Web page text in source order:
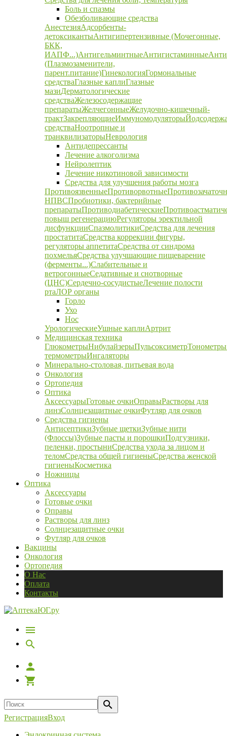
Боль и спазмы
Обезболивающие средства
АнестезияАдсорбенты-
детоксикантыАнтигипертензивные (Мочегонные,
БКК,
ИАПФ...)АнтигельминтныеАнтигистаминные
(Плазмозаменители,
парент.питание)ГинекологияГормональные
средстваГлазные каплиГлазные
мазиДерматологические
средстваЖелезосодержащие
препаратыЖелчегонныеЖелудочно-кишечный-
трактЗакрепляющиеИммуномодуляторы
средстваНоотропные и
транквилизаторыНеврология
Антидепрессанты
Лечение алкоголизма
Нейролептик
Лечение никотиновой зависимости
Средства для улучшения работы мозга
ПротивоязвенныеПротиворвотные
НПВСПробиотики, бактерийные
препаратыПротиводиабетические
повыш регенерациюРегуляторы эректильной
дисфункцииСпазмолитикиСредства для лечения
простатитаСредства коррекции фигуры,
регуляторы аппетитаСредства от синдрома
похмельяСредства улучшающие пищеварение
(ферменты...)Слабительные и
ветрогонныеСедативные и снотворные
(ЦНС)Сердечно-сосудистыеЛечение полости
ртаЛОР органы
Горло
Ухо
Нос
УрологическиеУшные каплиАртрит
Медицинская техника
ГлюкометрыНибулайзерыПульсоксиметрТонометры
термометрыИнгаляторы
Минерально-столовая, питьевая вода
Онкология
Ортопедия
Оптика
АксессуарыГотовые очкиОправыРастворы для
линзСолнцезащитные очкиФутляр для очков
Средства гигиены
АнтисептикиЗубные щеткиЗубные нити
(Флоссы)Зубные пасты и порошкиПодгузники,
пеленки, простыниСредства ухода за лицом и
теломСредства общей гигиеныСредства женской
гигиеныКосметика
Ножницы
Оптика
Аксессуары
Готовые очки
Оправы
Растворы для линз
Солнцезащитные очки
Футляр для очков
Вакцины
Онкология
Ортопедия
О Нас
Оплата
Контакты
РегистрацияВход